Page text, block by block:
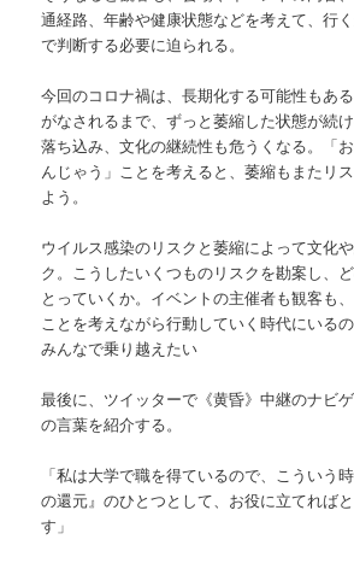
通経路、年齢や健康状態などを考えて、行
で判断する必要に迫られる。
今回のコロナ禍は、長期化する可能性もあ
がなされるまで、ずっと萎縮した状態が続
落ち込み、文化の継続性も危うくなる。「
んじゃう」ことを考えると、萎縮もまたリ
よう。
ウイルス感染のリスクと萎縮によって文化
ク。こうしたいくつものリスクを勘案し、
とっていくか。イベントの主催者も観客も
ことを考えながら行動していく時代にいるの
みんなで乗り越えたい
最後に、ツイッターで《黄昏》中継のナビ
の言葉を紹介する。
「私は大学で職を得ているので、こういう
の還元』のひとつとして、お役に立てれば
す」